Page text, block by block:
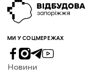
МИ У СОЦМЕРЕЖАХ
Новини